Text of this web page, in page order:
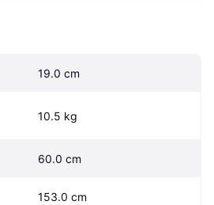
19.0 cm
10.5 kg
60.0 cm
153.0 cm